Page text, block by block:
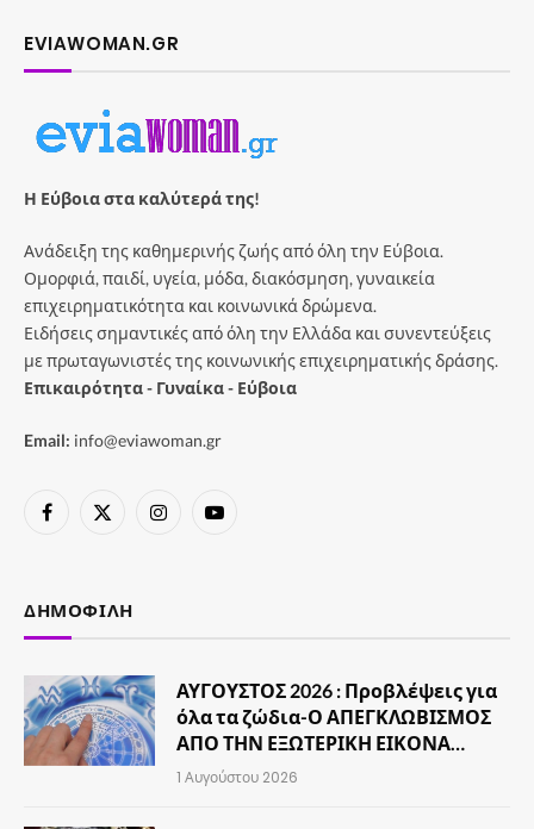
EVIAWOMAN.GR
Η Εύβοια στα καλύτερά της!
Ανάδειξη της καθημερινής ζωής από όλη την Εύβοια.
Ομορφιά, παιδί, υγεία, μόδα, διακόσμηση, γυναικεία
επιχειρηματικότητα και κοινωνικά δρώμενα.
Ειδήσεις σημαντικές από όλη την Ελλάδα και συνεντεύξεις
με πρωταγωνιστές της κοινωνικής επιχειρηματικής δράσης.
Επικαιρότητα - Γυναίκα - Εύβοια
Email: info@eviawoman.gr
Facebook
X
InstagramYouTube
ΔΗΜΟΦΙΛΉ
ΑΥΓΟΥΣΤΟΣ 2026 : Προβλέψεις για
όλα τα ζώδια-Ο ΑΠΕΓΚΛΩΒΙΣΜΟΣ
ΑΠΟ ΤΗΝ ΕΞΩΤΕΡΙΚΗ ΕΙΚΟΝΑ…
1 Αυγούστου 2026